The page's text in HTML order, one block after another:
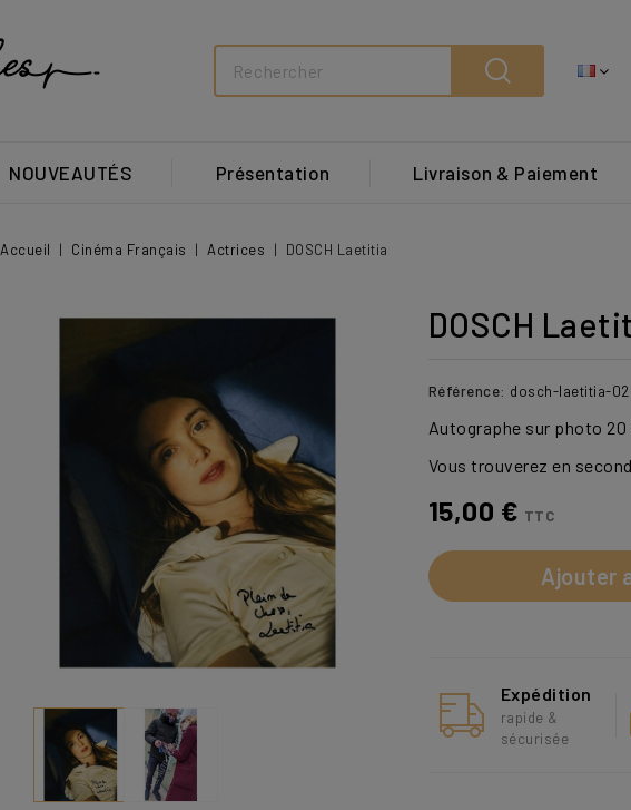
Search
NOUVEAUTÉS Présentation Livraison & Paiement
Accueil Cinéma Français Actrices DOSCH Laetitia
DOSCH
Référence: dosch-laetitia-
Autographe sur photo
Vous trouverez en
15,00 € TTC
Ajouter
Expédition
rapide &
sécurisée